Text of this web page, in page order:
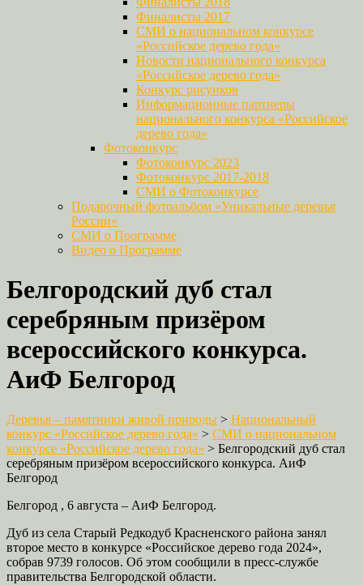
Финалисты 2017
СМИ о национальном конкурсе
«Российское дерево года»
Новости национального конкурса
«Российское дерево года»
Конкурс рисунков
Информационные партнеры
национального конкурса «Российское
дерево года»
Фотоконкурс
Фотоконкурс 2023
Фотоконкурс 2017-2018
СМИ о Фотоконкурсе
Подарочный фотоальбом «Уникальные деревья
России»
СМИ о Программе
Видео о Программе
Белгородский дуб стал
серебряным призёром
всероссийского конкурса.
АиФ Белгород
Деревья – памятники живой природы > Национальный
конкурс «Российское дерево года» > СМИ о национальном
конкурсе «Российское дерево года» > Белгородский дуб стал
серебряным призёром всероссийского конкурса. АиФ
Белгород
Белгород , 6 августа – АиФ Белгород.
Дуб из села Старый Редкодуб Красненского района занял
второе место в конкурсе «Российское дерево года 2024»,
собрав 9739 голосов. Об этом сообщили в пресс-службе
правительства Белгородской области.